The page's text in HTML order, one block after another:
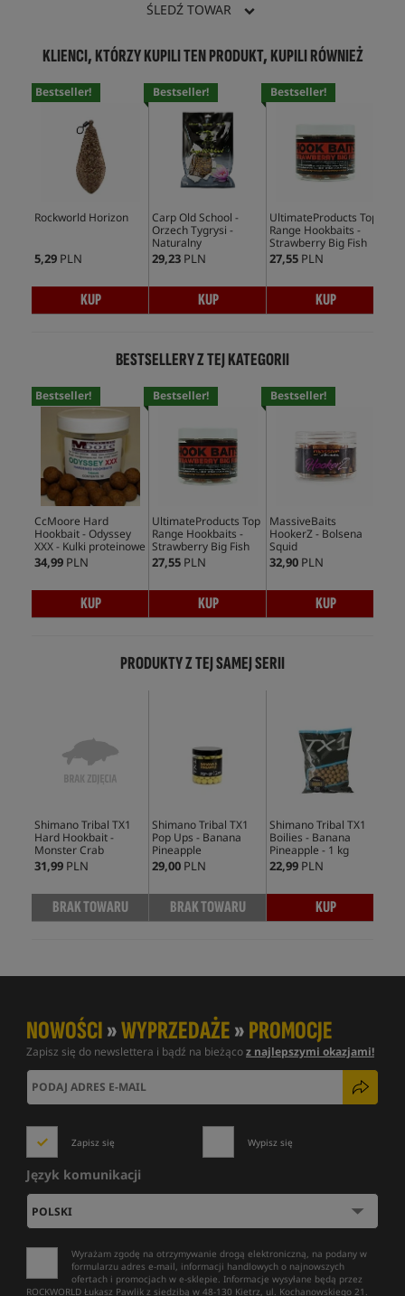
ŚLEDŹ TOWAR
KLIENCI, KTÓRZY KUPILI TEN PRODUKT, KUPILI RÓWNIEŻ
Bestseller!
Rockworld Horizon
5,29 PLN
KUP
Bestseller!
Carp Old School -
Orzech Tygrysi -
Naturalny
29,23 PLN
KUP
Bestseller!
UltimateProducts Top
Range Hookbaits -
Strawberry Big Fish
27,55 PLN
KUP
BESTSELLERY Z TEJ KATEGORII
Bestseller!
CcMoore Hard
Hookbait - Odyssey
XXX - Kulki proteinowe
34,99 PLN
KUP
Bestseller!
UltimateProducts Top
Range Hookbaits -
Strawberry Big Fish
27,55 PLN
KUP
Bestseller!
MassiveBaits
HookerZ - Bolsena
Squid
32,90 PLN
KUP
PRODUKTY Z TEJ SAMEJ SERII
Shimano Tribal TX1
Hard Hookbait -
Monster Crab
31,99 PLN
BRAK TOWARU
Shimano Tribal TX1
Pop Ups - Banana
Pineapple
29,00 PLN
BRAK TOWARU
Shimano Tribal TX1
Boilies - Banana
Pineapple - 1 kg
22,99 PLN
KUP
NOWOŚCI»WYPRZEDAŻE»PROMOCJE
Zapisz się do newslettera i bądź na bieżącoz najlepszymi okazjami!
Zapisz się Wypisz się
Język komunikacji
Wyrażam zgodę na otrzymywanie drogą elektroniczną, na podany w
formularzu adres e-mail, informacji handlowych o najnowszych
ofertach i promocjach w e-sklepie. Informacje wysyłane będą przez
ROCKWORLD Łukasz Pawlik z siedzibą w 48-130 Kietrz, ul. Kochanowskiego 21.